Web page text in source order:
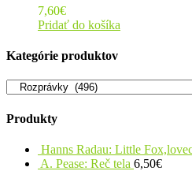
7,60€
Pridať do košíka
Kategórie produktov
Produkty
Hanns Radau: Little
A. Pease: Reč tela 6,50€